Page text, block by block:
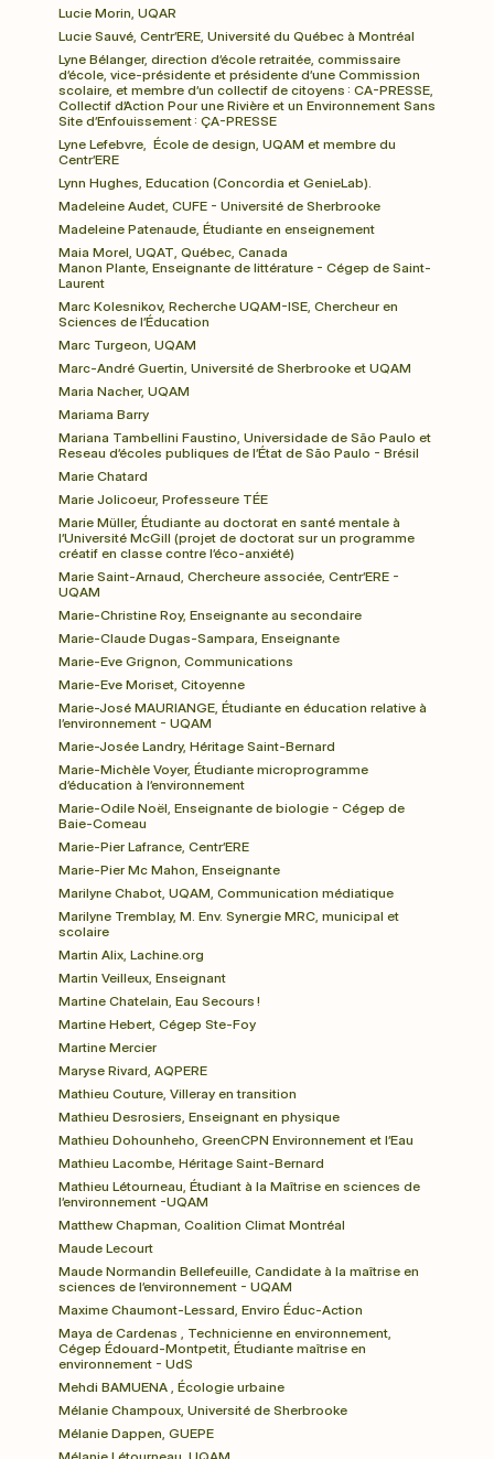
Lucie Morin, UQAR
Lucie Sauvé, Centr’ERE, Université du Québec à Montréal
Lyne Bélanger, direction d’école retraitée, commissaire
d’école, vice-présidente et présidente d’une Commission
scolaire, et membre d’un collectif de citoyens : CA-PRESSE,
Collectif d’Action Pour une Rivière et un Environnement Sans
Site d’Enfouissement : ÇA-PRESSE
Lyne Lefebvre,  École de design, UQAM et membre du
Centr’ERE
Lynn Hughes, Education (Concordia et GenieLab).
Madeleine Audet, CUFE - Université de Sherbrooke
Madeleine Patenaude, Étudiante en enseignement
Maia Morel, UQAT, Québec, Canada
Manon Plante, Enseignante de littérature - Cégep de Saint-
Laurent
Marc Kolesnikov, Recherche UQAM-ISE, Chercheur en
Sciences de l’Éducation
Marc Turgeon, UQAM
Marc-André Guertin, Université de Sherbrooke et UQAM
Maria Nacher, UQAM
Mariama Barry
Mariana Tambellini Faustino, Universidade de São Paulo et
Reseau d’écoles publiques de l’État de São Paulo - Brésil
Marie Chatard
Marie Jolicoeur, Professeure TÉE
Marie Müller, Étudiante au doctorat en santé mentale à
l’Université McGill (projet de doctorat sur un programme
créatif en classe contre l’éco-anxiété)
Marie Saint-Arnaud, Chercheure associée, Centr’ERE -
UQAM
Marie-Christine Roy, Enseignante au secondaire
Marie-Claude Dugas-Sampara, Enseignante
Marie-Eve Grignon, Communications
Marie-Eve Moriset, Citoyenne
Marie-José MAURIANGE, Étudiante en éducation relative à
l’environnement - UQAM
Marie-Josée Landry, Héritage Saint-Bernard
Marie-Michèle Voyer, Étudiante microprogramme
d’éducation à l’environnement
Marie-Odile Noël, Enseignante de biologie - Cégep de
Baie-Comeau
Marie-Pier Lafrance, Centr’ERE
Marie-Pier Mc Mahon, Enseignante
Marilyne Chabot, UQAM, Communication médiatique
Marilyne Tremblay, M. Env. Synergie MRC, municipal et
scolaire
Martin Alix, Lachine.org
Martin Veilleux, Enseignant
Martine Chatelain, Eau Secours !
Martine Hebert, Cégep Ste-Foy
Martine Mercier
Maryse Rivard, AQPERE
Mathieu Couture, Villeray en transition
Mathieu Desrosiers, Enseignant en physique
Mathieu Dohounheho, GreenCPN Environnement et l’Eau
Mathieu Lacombe, Héritage Saint-Bernard
Mathieu Létourneau, Étudiant à la Maîtrise en sciences de
l’environnement -UQAM
Matthew Chapman, Coalition Climat Montréal
Maude Lecourt
Maude Normandin Bellefeuille, Candidate à la maîtrise en
sciences de l’environnement - UQAM
Maxime Chaumont-Lessard, Enviro Éduc-Action
Maya de Cardenas , Technicienne en environnement,
Cégep Édouard-Montpetit, Étudiante maîtrise en
environnement - UdS
Mehdi BAMUENA , Écologie urbaine
Mélanie Champoux, Université de Sherbrooke
Mélanie Dappen, GUEPE